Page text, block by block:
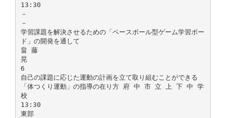
13:30
－
－
学習課題を解決させるための「ベースボール型ゲーム学習ボー
ド」の開発を通して
畠 藤
晃
6
自己の課題に応じた運動の計画を立て取り組むことができる
「体つくり運動」の指導の在り方 府 中 市 立 上 下 中 学
校
13:30
東部